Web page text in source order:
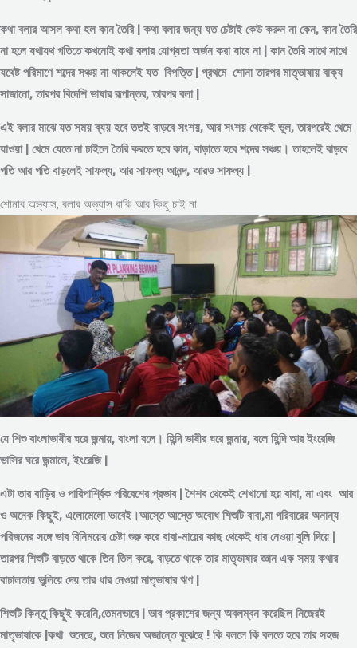
কথা বলার আসল কথা হল কান তৈরি | কথা বলার জন্য যত চেষ্টাই কেউ করুন না কেন, কান তৈরি
না হলে যথাযথ গতিতে কখনোই কথা বলার যোগ্যতা অর্জন করা যাবে না | কান তৈরি সাথে সাথে
যথেষ্ট পরিমাণেশব্দেরসঞ্চয় না থাকলেই যত বিপত্তি | প্রথমে শোনা তারপর মাতৃভাষায় বাক্য
সাজানো, তারপর বিদেশি ভাষার রূপান্তর, তারপর বলা |
এই বলার মাঝে যত সময় ব্যয় হবে ততই বাড়বে সংশয়, আর সংশয় থেকেই ভুল, তারপরেই থেমে
যাওয়া | থেমে যেতে না চাইলে তৈরি করতে হবে কান, বাড়াতে হবে শব্দের সঞ্চয়। তাহলেই বাড়বে
গতি আর গতি বাড়লেই সাফল্য, আর সাফল্য আনন্দ, আরও সাফল্য |
শোনার অভ্যাস, বলার অভ্যাস বাকি আর কিছু চাই না
যে শিশু বাংলাভাষীর ঘরে জন্মায়, বাংলা বলে। হিন্দি ভাষীর ঘরে জন্মায়, বলে হিন্দি আর ইংরেজি
ভাসির ঘরে জন্মালে, ইংরেজি |
এটা তার বাড়ির ও পারিপার্শ্বিক পরিবেশের প্রভাব | শৈশব থেকেই শেখানো হয় বাবা, মা এবং আর
ও অনেক কিছুই, এলোমেলো ভাবেই।আস্তে আস্তে অবোধ শিশুটি বাবা,মা পরিবারের অনান্য
পরিজনের সঙ্গে ভাব বিনিময়ের চেষ্টা শুরু করে বাবা-মায়ের কাছ থেকেই ধার নেওয়া বুলি দিয়ে |
তারপর শিশুটি বাড়তে থাকে তিন তিল করে, বাড়তে থাকে তার মাতৃভাষার জ্ঞান এক সময় কথার
বাচালতায় ভুলিয়ে দেয় তার ধার নেওয়া মাতৃভাষার ঋণ |
শিশুটি কিন্তু কিছুই করেনি,তেমনভাবে | ভাব প্রকাশের জন্য অবলম্বন করেছিল নিজেরই
মাতৃভাষাকে |কথা শুনেছে, শুনে নিজের অজান্তে বুঝেছে ! কি বললে কি বলতে হবে তার সহজ